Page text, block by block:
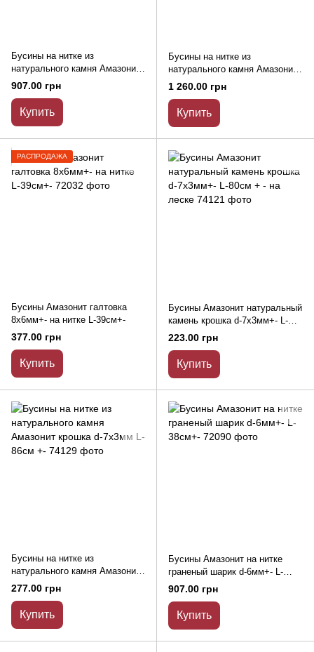
Бусины на нитке из
натурального камня Амазонит
гладкий шарик d-8мм +- L-39см
907.00 грн
Купить
Бусины на нитке из
натурального камня Амазонит
гладкий шарик d-10мм +- L-
1 260.00 грн
Купить
РАСПРОДАЖА
Бусины Амазонит галтовка
8х6мм+- на нитке L-39см+-
377.00 грн
Купить
Бусины Амазонит натуральный
камень крошка d-7х3мм+- L-
80см + - на леске
223.00 грн
Купить
Бусины на нитке из
натурального камня Амазонит
крошка d-7х3мм L-86см +-
277.00 грн
Купить
Бусины Амазонит на нитке
граненый шарик d-6мм+- L-
38см+-
907.00 грн
Купить